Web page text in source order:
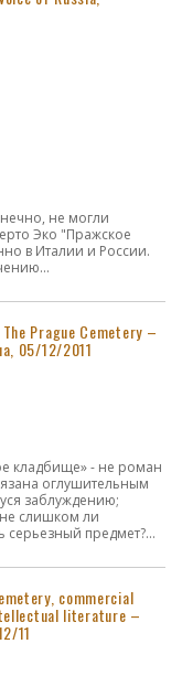
не могли
Эко "Пражское
в Италии и России.
Prague Cemetery –
05/12/2011
кладбище» - не роман
оглушительным
заблуждению;
не слишком ли
серьезный предмет?...
commercial
literature –
11